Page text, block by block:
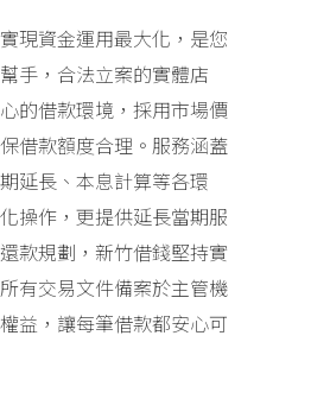
現資金運用最大化，是您
手，合法立案的實體店
的借款環境，採用市場價
借款額度合理。服務涵蓋
延長、本息計算等各環
操作，更提供延長當期服
款規劃，新竹借錢堅持實
有交易文件備案於主管機
益，讓每筆借款都安心可